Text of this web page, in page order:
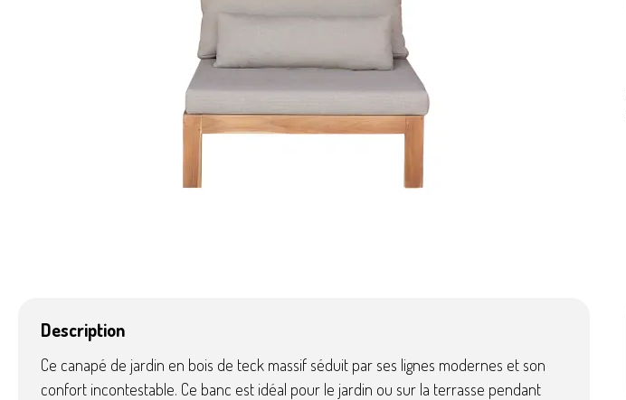
Ecocheques
Description
Ce canapé de jardin en bois de teck massif séduit par ses lignes modernes et son
confort incontestable. Ce banc est idéal pour le jardin ou sur la terrasse pendant